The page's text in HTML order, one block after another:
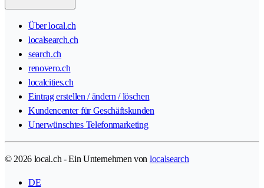
Über local.ch
localsearch.ch
search.ch
renovero.ch
localcities.ch
Eintrag erstellen / ändern / löschen
Kundencenter für Geschäftskunden
Unerwünschtes Telefonmarketing
© 2026 local.ch - Ein Unternehmen von localsearch
DE